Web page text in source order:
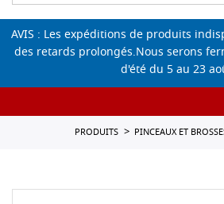
AVIS : Les expéditions de produits
des retards prolongés.Nous serons
d'été du 5 au 23
PRODUITS PINCEAUX ET